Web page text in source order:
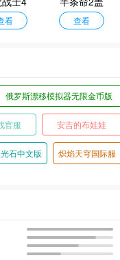
核之
看
瑞模组
查看
罗斯漂移模拟器无限金币版
安吉的布娃娃
中文版 炽焰天穹国际服